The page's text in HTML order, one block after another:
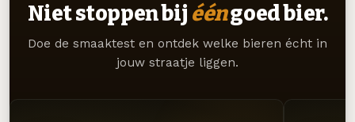
Niet stoppen bij ééngoed bier.
Doe de smaaktest en ontdek welke bieren écht in
jouw straatje liggen.